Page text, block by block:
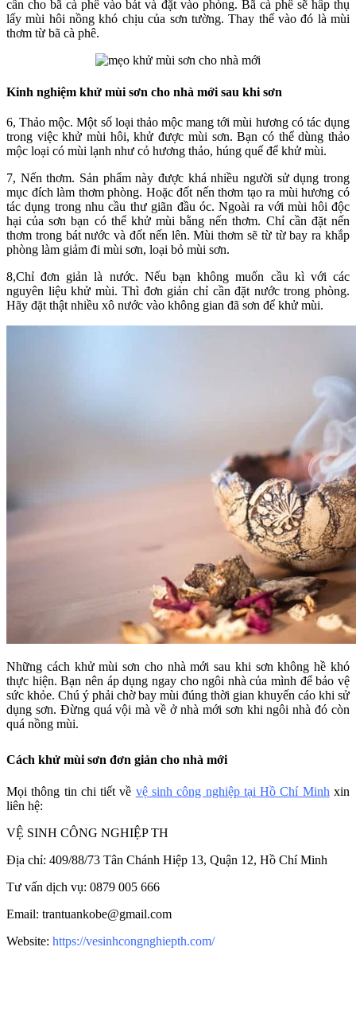
cần cho bã cà phê vào bát và đặt vào phòng. Bã cà phê sẽ hấp thụ
lấy mùi hôi nồng khó chịu của sơn tường. Thay thế vào đó là mùi
thơm từ bã cà phê.
Kinh nghiệm khử mùi sơn cho nhà mới sau khi sơn
6, Thảo mộc. Một số loại thảo mộc mang tới mùi hương có tác dụng
trong việc khử mùi hôi, khử được mùi sơn. Bạn có thể dùng thảo
mộc loại có mùi lạnh như cỏ hương thảo, húng quế để khử mùi.
7, Nến thơm. Sản phẩm này được khá nhiều người sử dụng trong
mục đích làm thơm phòng. Hoặc đốt nến thơm tạo ra mùi hương có
tác dụng trong nhu cầu thư giãn đầu óc. Ngoài ra với mùi hôi độc
hại của sơn bạn có thể khử mùi bằng nến thơm. Chỉ cần đặt nến
thơm trong bát nước và đốt nến lên. Mùi thơm sẽ từ từ bay ra khắp
phòng làm giảm đi mùi sơn, loại bỏ mùi sơn.
8,Chỉ đơn giản là nước. Nếu bạn không muốn cầu kì với các
nguyên liệu khử mùi. Thì đơn giản chỉ cần đặt nước trong phòng.
Hãy đặt thật nhiều xô nước vào không gian đã sơn để khử mùi.
Những cách khử mùi sơn cho nhà mới sau khi sơn không hề khó
thực hiện. Bạn nên áp dụng ngay cho ngôi nhà của mình để bảo vệ
sức khỏe. Chú ý phải chờ bay mùi đúng thời gian khuyến cáo khi sử
dụng sơn. Đừng quá vội mà về ở nhà mới sơn khi ngôi nhà đó còn
quá nồng mùi.
Cách khử mùi sơn đơn giản cho nhà mới
Mọi thông tin chi tiết về vệ sinh công nghiệp tại Hồ Chí Minh xin
liên hệ:
VỆ SINH CÔNG NGHIỆP TH
Địa chỉ: 409/88/73 Tân Chánh Hiệp 13, Quận 12, Hồ Chí Minh
Tư vấn dịch vụ: 0879 005 666
Email: trantuankobe@gmail.com
Website: https://vesinhcongnghiepth.com/